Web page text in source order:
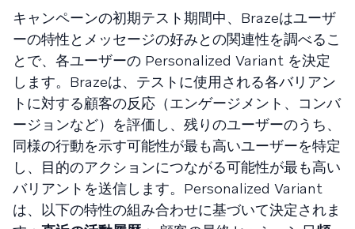
キャンペーンの初期テスト期間中、Brazeはユーザ
ーの特性とメッセージの好みとの関連性を調べるこ
とで、各ユーザーの Personalized Variant を決定
します。Brazeは、テストに使用される各バリアン
トに対する顧客の反応（エンゲージメント、コンバ
ージョンなど）を評価し、残りのユーザーのうち、
同様の行動を示す可能性が最も高いユーザーを特定
し、目的のアクションにつながる可能性が最も高い
バリアントを送信します。Personalized Variant
は、以下の特性の組み合わせに基づいて決定されま